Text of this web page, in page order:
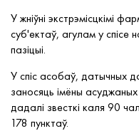
У жніўні экстрэмісцкімі
суб'ектаў, агулам у спісе
пазіцыі.
У спіс асобаў, датычных
заносяць імёны
дадалі звесткі каля 90
178 пунктаў.